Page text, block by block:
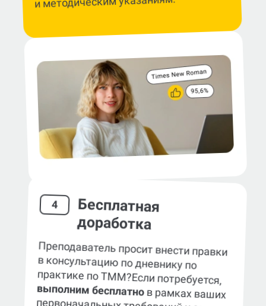
4 Бесплатная
доработка
Преподаватель просит внести правки
в консультацию по дневнику по
практике по ТММ?Если потребуется,
выполним бесплатнов рамках ваших